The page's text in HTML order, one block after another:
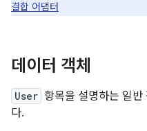
결합 어댑터
데이터 객체
User 항목을 설명하는 일반
다.